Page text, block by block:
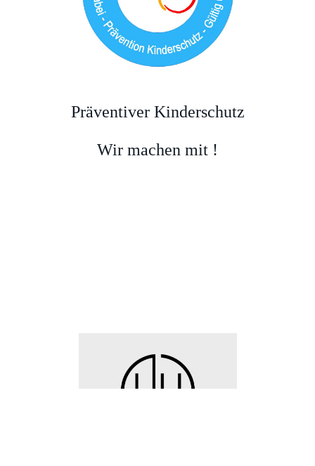
Präventiver Kinderschutz
Wir machen mit !